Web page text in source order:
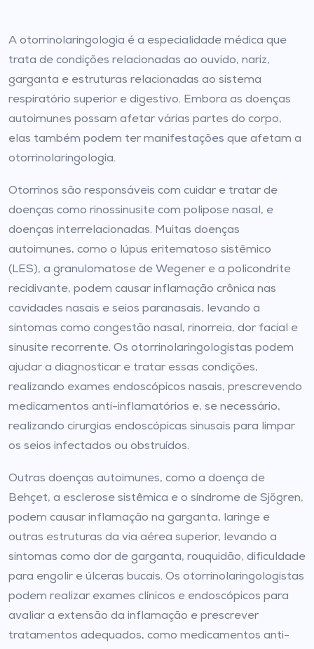
A otorrinolaringologia é a especialidade médica que
trata de condições relacionadas ao ouvido, nariz,
garganta e estruturas relacionadas ao sistema
respiratório superior e digestivo. Embora as doenças
autoimunes possam afetar várias partes do corpo,
elas também podem ter manifestações que afetam a
otorrinolaringologia.
Otorrinos são responsáveis com cuidar e tratar de
doenças como rinossinusite com polipose nasal, e
doenças interrelacionadas. Muitas doenças
autoimunes, como o lúpus eritematoso sistêmico
(LES), a granulomatose de Wegener e a policondrite
recidivante, podem causar inflamação crônica nas
cavidades nasais e seios paranasais, levando a
sintomas como congestão nasal, rinorreia, dor facial e
sinusite recorrente. Os otorrinolaringologistas podem
ajudar a diagnosticar e tratar essas condições,
realizando exames endoscópicos nasais, prescrevendo
medicamentos anti-inflamatórios e, se necessário,
realizando cirurgias endoscópicas sinusais para limpar
os seios infectados ou obstruídos.
Outras doenças autoimunes, como a doença de
Behçet, a esclerose sistêmica e o síndrome de Sjögren,
podem causar inflamação na garganta, laringe e
outras estruturas da via aérea superior, levando a
sintomas como dor de garganta, rouquidão, dificuldade
para engolir e úlceras bucais. Os otorrinolaringologistas
podem realizar exames clínicos e endoscópicos para
avaliar a extensão da inflamação e prescrever
tratamentos adequados, como medicamentos anti-